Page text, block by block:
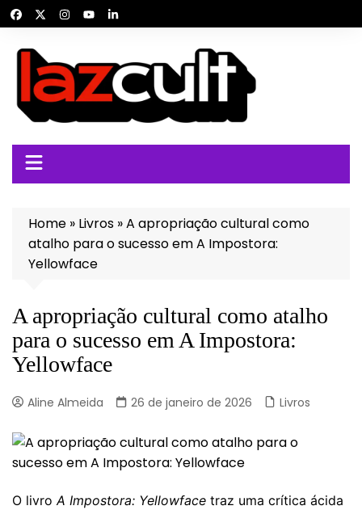
para
conteúdo
Home » Livros »A apropriação cultural como
atalho para o sucesso em A Impostora:
Yellowface
A apropriação cultural como atalho
para o sucesso em A Impostora:
Yellowface
Aline Almeida 26 de janeiro de 2026 Livros
O livroA Impostora: Yellowface traz uma crítica ácida